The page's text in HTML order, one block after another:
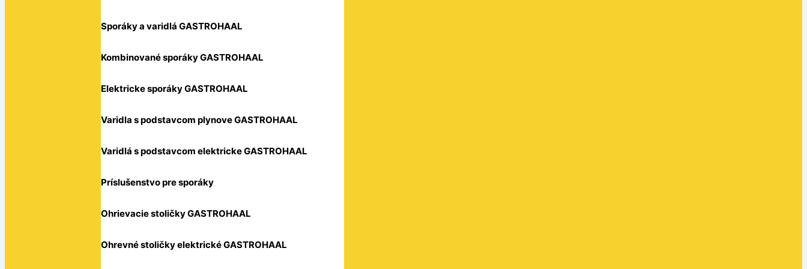
Sporáky a varidlá GASTROHAAL
Kombinované sporáky GASTROHAAL
Elektricke sporáky GASTROHAAL
Varidla s podstavcom plynove GASTROHAAL
Varidlá s podstavcom elektricke GASTROHAAL
Príslušenstvo pre sporáky
Ohrievacie stoličky GASTROHAAL
Ohrevné stoličky elektrické GASTROHAAL